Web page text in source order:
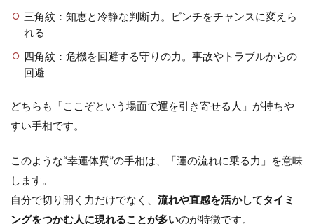
三角紋：知恵と冷静な判断力。ピンチをチャンスに変えら
れる
四角紋：危機を回避する守りの力。事故やトラブルからの
回避
どちらも「ここぞという場面で運を引き寄せる人」が持ちや
すい手相です。
このような“幸運体質”の手相は、「運の流れに乗る力」を意味
します。
自分で切り開く力だけでなく、 流れや直感を活かしてタイミ
ングをつかむ人に現れることが多いのが特徴です。